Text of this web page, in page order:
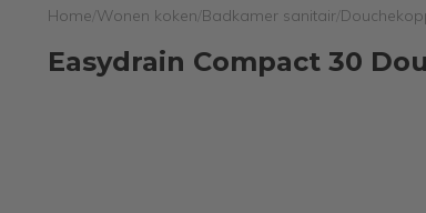
Home Wonen koken Badkamer sanitair
Easydrain Compact 30